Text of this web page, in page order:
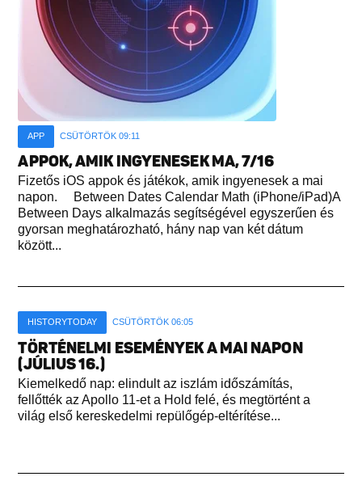
APP CSÜTÖRTÖK 09:11
APPOK, AMIK INGYENESEK MA, 7/16
Fizetős iOS appok és játékok, amik ingyenesek a mai
napon. Between Dates Calendar Math (iPhone/iPad)A
Between Days alkalmazás segítségével egyszerűen és
gyorsan meghatározható, hány nap van két dátum
között...
HISTORYTODAY CSÜTÖRTÖK 06:05
TÖRTÉNELMI ESEMÉNYEK A MAI NAPON
(JÚLIUS 16.)
Kiemelkedő nap: elindult az iszlám időszámítás,
fellőtték az Apollo 11-et a Hold felé, és megtörtént a
világ első kereskedelmi repülőgép-eltérítése...